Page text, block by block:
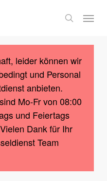
search
Menu
leider können wir
und Personal
anbieten.
Mo-Fr von 08:00
und Feiertags
Dank für Ihr
Team